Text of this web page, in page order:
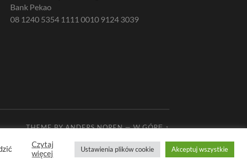
Bank Pekao
08 1240 5354 1111 0010 9124 3039
THEME BYANDERS NOREN—W GÓRĘ ↑
Czytaj
więcej
Ustawienia plików cookie Akceptuj wszystkie